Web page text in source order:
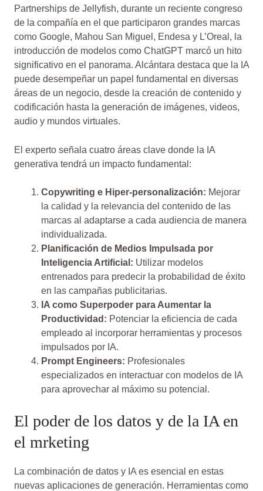
Partnerships de Jellyfish, durante un reciente congreso
de la compañía en el que participaron grandes marcas
como Google, Mahou San Miguel, Endesa y L’Oreal, la
introducción de modelos como ChatGPT marcó un hito
significativo en el panorama. Alcántara destaca que la IA
puede desempeñar un papel fundamental en diversas
áreas de un negocio, desde la creación de contenido y
codificación hasta la generación de imágenes, videos,
audio y mundos virtuales.
El experto señala cuatro áreas clave donde la IA
generativa tendrá un impacto fundamental:
Copywriting e Hiper-personalización: Mejorar
la calidad y la relevancia del contenido de las
marcas al adaptarse a cada audiencia de manera
individualizada.
Planificación de Medios Impulsada por
Inteligencia Artificial: Utilizar modelos
entrenados para predecir la probabilidad de éxito
en las campañas publicitarias.
IA como Superpoder para Aumentar la
Productividad: Potenciar la eficiencia de cada
empleado al incorporar herramientas y procesos
impulsados por IA.
Prompt Engineers: Profesionales
especializados en interactuar con modelos de IA
para aprovechar al máximo su potencial.
El poder de los datos y de la IA en
el mrketing
La combinación de datos y IA es esencial en estas
nuevas aplicaciones de generación. Herramientas como